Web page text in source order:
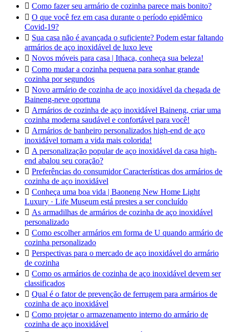
 Como fazer seu armário de cozinha parece mais bonito?
 O que você fez em casa durante o período epidêmico
Covid-19?
 Sua casa não é avançada o suficiente? Podem estar faltando
armários de aço inoxidável de luxo leve
 Novos móveis para casa | Ithaca, conheça sua beleza!
 Como mudar a cozinha pequena para sonhar grande
cozinha por segundos
 Novo armário de cozinha de aço inoxidável da chegada de
Baineng-neve oportuna
 Armários de cozinha de aço inoxidável Baineng, criar uma
cozinha moderna saudável e confortável para você!
 Armários de banheiro personalizados high-end de aço
inoxidável tornam a vida mais colorida!
 A personalização popular de aço inoxidável da casa high-
end abalou seu coração?
 Preferências do consumidor Características dos armários de
cozinha de aço inoxidável
 Conheça uma boa vida | Baoneng New Home Light
Luxury · Life Museum está prestes a ser concluído
 As armadilhas de armários de cozinha de aço inoxidável
personalizado
 Como escolher armários em forma de U quando armário de
cozinha personalizado
 Perspectivas para o mercado de aço inoxidável do armário
de cozinha
 Como os armários de cozinha de aço inoxidável devem ser
classificados
 Qual é o fator de prevenção de ferrugem para armários de
cozinha de aço inoxidável
 Como projetar o armazenamento interno do armário de
cozinha de aço inoxidável